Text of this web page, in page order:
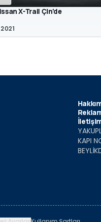
X-Trail Çin'de
KAPI